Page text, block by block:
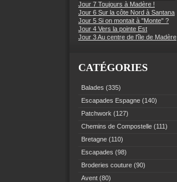
Jour 7 Toujours à Madère !
Jour 6 Sur la côte Nord à Santana
Jour 5 Si on montait à "Monte" ?
Jour 4 Vers la pointe Est
Jour 3 Au centre de l'île de Madère
CATÉGORIES
Balades (335)
Escapades Espagne (140)
Patchwork (127)
Chemins de Compostelle (111)
Bretagne (110)
Escapades (98)
Broderies couture (90)
Avent (80)